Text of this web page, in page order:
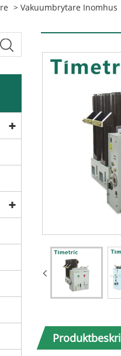
> Vakuumbrytare Inomhus